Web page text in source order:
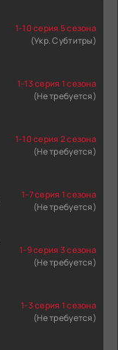
1-10 серия 5 сезона
(Укр. Субтитры)
1-13 серия 1 сезона
(Не требуется)
1-10 серия 2 сезона
(Не требуется)
1-7 серия 1 сезона
(Не требуется)
1-9 серия 3 сезона
(Не требуется)
1-3 серия 1 сезона
(Не требуется)